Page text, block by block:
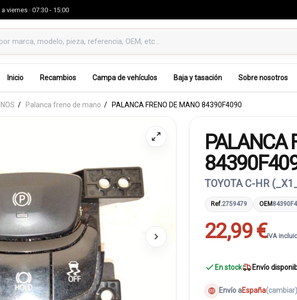
viernes · 07:30 - 15:00
Inicio Recambios Campa de vehículos Baja y tasación Sobre nosotros
Palanca freno de mano PALANCA FRENO DE MANO 84390F4090
PALANCA
TOYOTA C-HR
Ref.2759479 OEM
22,99 €IVA
En stock Envío
Envío aEspaña(cambiar)